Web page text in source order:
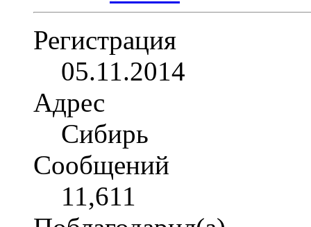
Регистрация
05.11.2014
Адрес
Сибирь
Сообщений
11,611